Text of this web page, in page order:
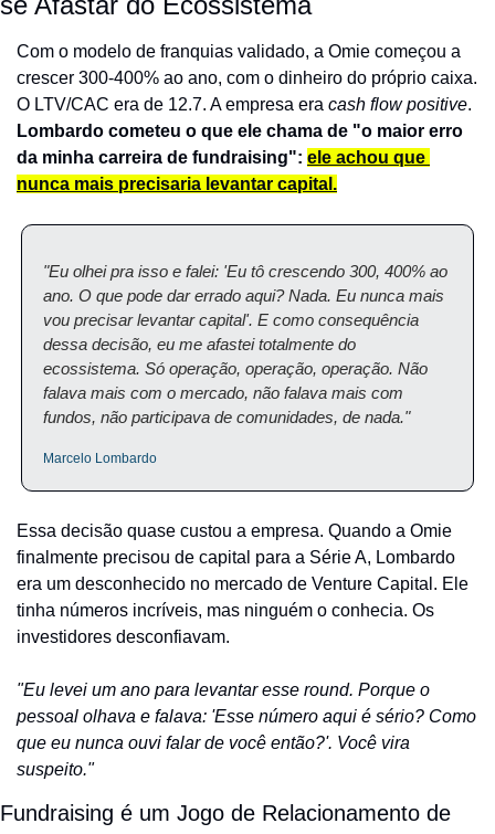
Com o modelo de franquias validado, a Omie começou a
crescer 300-400% ao ano, com o dinheiro do próprio caixa.
O LTV/CAC era de 12.7. A empresa era cash flow positive
Lombardo cometeu o que ele chama de "o maior erro
da minha carreira de fundraising": ele achou que
nunca mais precisaria levantar capital.
"Eu olhei pra isso e falei: 'Eu tô crescendo 300, 400% ao
ano. O que pode dar errado aqui? Nada. Eu nunca mais
vou precisar levantar capital'. E como consequência
dessa decisão, eu me afastei totalmente do
ecossistema. Só operação, operação, operação. Não
falava mais com o mercado, não falava mais com
fundos, não participava de comunidades, de nada."
Marcelo Lombardo
Essa decisão quase custou a empresa. Quando a Omie
finalmente precisou de capital para a Série A, Lombardo
era um desconhecido no mercado de Venture Capital. Ele
tinha números incríveis, mas ninguém o conhecia. Os
investidores desconfiavam.
"Eu levei um ano para levantar esse round. Porque o
pessoal olhava e falava: 'Esse número aqui é sério? Como
que eu nunca ouvi falar de você então?'. Você vira
suspeito."
Fundraising é um Jogo de Relacionamento de